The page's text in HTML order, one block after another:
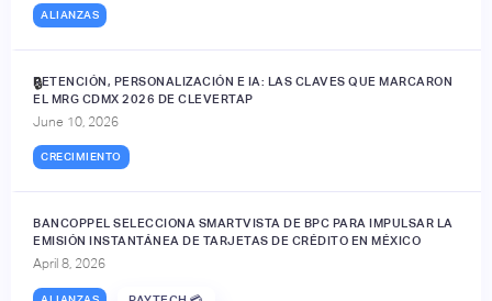
ALIANZAS
RETENCIÓN, PERSONALIZACIÓN E IA: LAS CLAVES QUE MARCARON
EL MRG CDMX 2026 DE CLEVERTAP
June 10, 2026
CRECIMIENTO
🔒
BANCOPPEL SELECCIONA SMARTVISTA DE BPC PARA IMPULSAR LA
EMISIÓN INSTANTÁNEA DE TARJETAS DE CRÉDITO EN MÉXICO
April 8, 2026